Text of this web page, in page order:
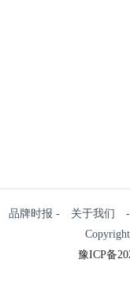
品牌时报 - 关于我们
豫ICP备